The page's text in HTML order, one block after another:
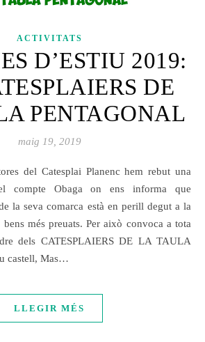
ACTIVITATS
D’ESTIU 2019:
DE
PENTAGONAL
maig 19, 2019
compte Obaga on ens informa que
la seva comarca està en perill degut a la
bens més preuats. Per això convoca a tota
dels CATESPLAIERS DE LA TAULA
castell, Mas…
LLEGIR MÉS